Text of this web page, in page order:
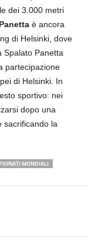
dei 3.000 metri
è ancora
di Helsinki, dove
Spalato Panetta
partecipazione
di Helsinki. In
sportivo: nei
dopo una
sacrificando la
MONDIALI